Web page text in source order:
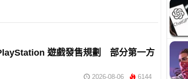
遊戲發售規劃 部分第一方
2026-08-06 6144